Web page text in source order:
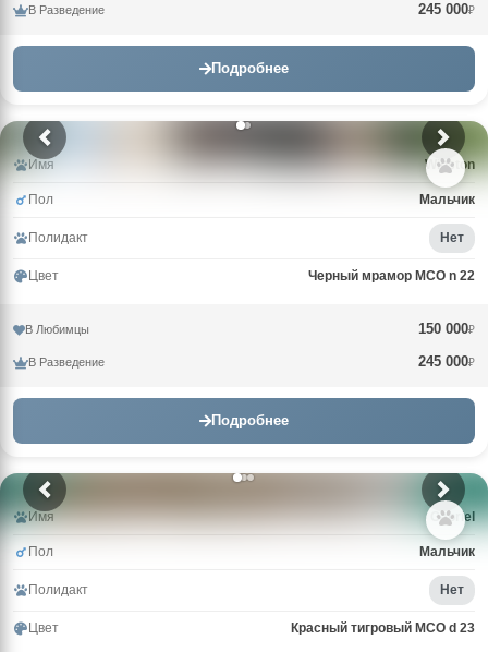
В Разведение 245 000₽
Подробнее
Имя Winston
Пол Мальчик
Полидакт Нет
Цвет Черный мрамор MCO n 22
В Любимцы 150 000₽
В Разведение 245 000₽
Подробнее
Имя Gabriel
Пол Мальчик
Полидакт Нет
Цвет Красный тигровый MCO d 23